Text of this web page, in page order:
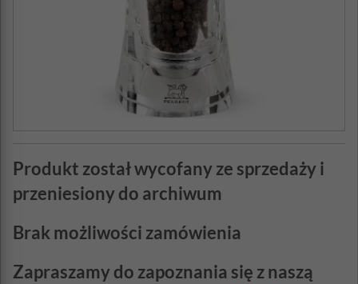
Produkt został wycofany ze sprzedaży i
przeniesiony do archiwum
Brak możliwości zamówienia
Zapraszamy do zapoznania się z naszą